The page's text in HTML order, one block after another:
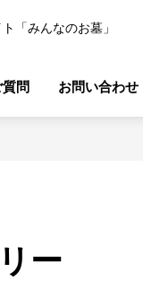
「みんなのお墓」
質問 お問い合わせ
ー